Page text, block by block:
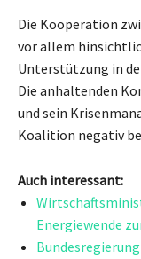
Die Kooperation
vor allem
Unterstützung in
Die anhaltenden
und sein
Koalition negativ
Auch interessant:
Energiewende